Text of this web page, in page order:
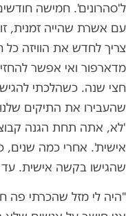
ל'סהרונים'. חמישה
עם אשרת שהייה זמנית,
צריך לחדש את הוויזה כל
מדארפור ואי אפשר
חצי שנה. כשהלכתי
שהעבירו את התיקים
'לא, אתה תחת הגנה
אישית'. אחרי כמה שנים,
שהגישו בקשה אישית.
"היה לי מזל שהכרתי פה